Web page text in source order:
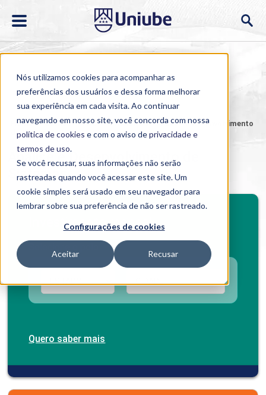
Nós utilizamos cookies para acompanhar as
preferências dos usuários e dessa forma melhorar
sua experiência em cada visita. Ao continuar
navegando em nosso site, você concorda com nossa
política de cookies e com o aviso deprivacidade e
termos de uso.
Se você recusar, suas informações não serão
rastreadas quando você acessar este site. Um
cookie simples será usado em seu navegador para
lembrar sobre sua preferência de não ser rastreado.
Configurações de cookies
Aceitar Recusar
Home > Cursos > EAD > Graduação > Análise e Desenvolvimento
de Sistemas
Análise e Desenvolvimento de
Sistemas
Investimento mensal
Quero saber mais